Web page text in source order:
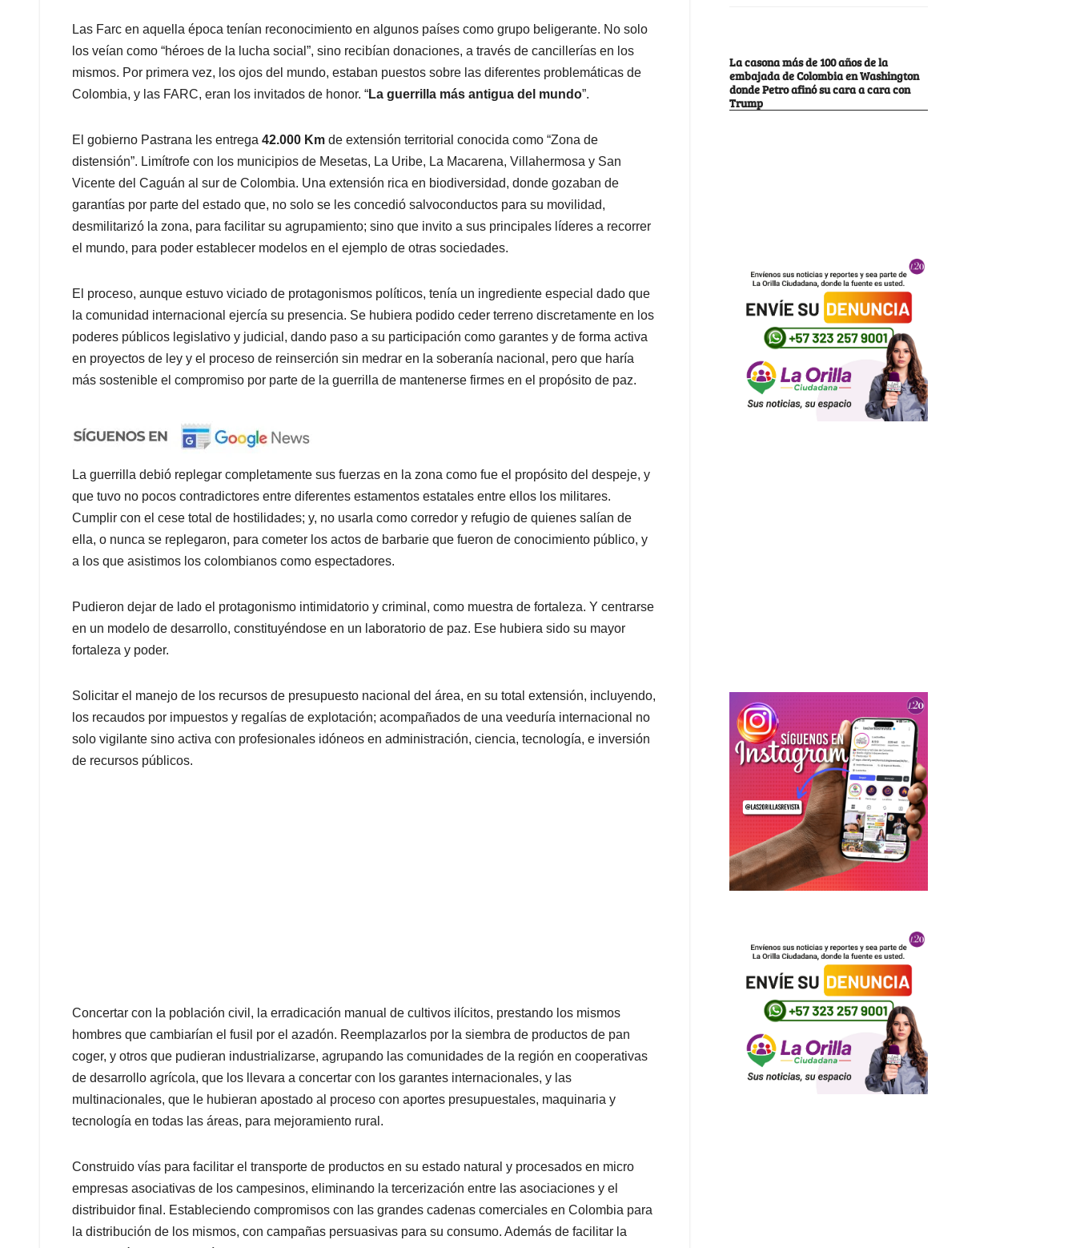
Las Farc en aquella época tenían reconocimiento en algunos países como grupo beligerante. No solo
los veían como “héroes de la lucha social”, sino recibían donaciones, a través de cancillerías en los
mismos. Por primera vez, los ojos del mundo, estaban puestos sobre las diferentes problemáticas de
Colombia, y las FARC, eran los invitados de honor. “La guerrilla más antigua del mundo”.
El gobierno Pastrana les entrega 42.000 Km de extensión territorial conocida como “Zona de
distensión”. Limítrofe con los municipios de Mesetas, La Uribe, La Macarena, Villahermosa y San
Vicente del Caguán al sur de Colombia. Una extensión rica en biodiversidad, donde gozaban de
garantías por parte del estado que, no solo se les concedió salvoconductos para su movilidad,
desmilitarizó la zona, para facilitar su agrupamiento; sino que invito a sus principales líderes a recorrer
el mundo, para poder establecer modelos en el ejemplo de otras sociedades.
El proceso, aunque estuvo viciado de protagonismos políticos, tenía un ingrediente especial dado que
la comunidad internacional ejercía su presencia. Se hubiera podido ceder terreno discretamente en los
poderes públicos legislativo y judicial, dando paso a su participación como garantes y de forma activa
en proyectos de ley y el proceso de reinserción sin medrar en la soberanía nacional, pero que haría
más sostenible el compromiso por parte de la guerrilla de mantenerse firmes en el propósito de paz.
La guerrilla debió replegar completamente sus fuerzas en la zona como fue el propósito del despeje, y
que tuvo no pocos contradictores entre diferentes estamentos estatales entre ellos los militares.
Cumplir con el cese total de hostilidades; y, no usarla como corredor y refugio de quienes salían de
ella, o nunca se replegaron, para cometer los actos de barbarie que fueron de conocimiento público, y
a los que asistimos los colombianos como espectadores.
Pudieron dejar de lado el protagonismo intimidatorio y criminal, como muestra de fortaleza. Y centrarse
en un modelo de desarrollo, constituyéndose en un laboratorio de paz. Ese hubiera sido su mayor
fortaleza y poder.
Solicitar el manejo de los recursos de presupuesto nacional del área, en su total extensión, incluyendo,
los recaudos por impuestos y regalías de explotación; acompañados de una veeduría internacional no
solo vigilante sino activa con profesionales idóneos en administración, ciencia, tecnología, e inversión
de recursos públicos.
Concertar con la población civil, la erradicación manual de cultivos ilícitos, prestando los mismos
hombres que cambiarían el fusil por el azadón. Reemplazarlos por la siembra de productos de pan
coger, y otros que pudieran industrializarse, agrupando las comunidades de la región en cooperativas
de desarrollo agrícola, que los llevara a concertar con los garantes internacionales, y las
multinacionales, que le hubieran apostado al proceso con aportes presupuestales, maquinaria y
tecnología en todas las áreas, para mejoramiento rural.
Construido vías para facilitar el transporte de productos en su estado natural y procesados en micro
empresas asociativas de los campesinos, eliminando la tercerización entre las asociaciones y el
distribuidor final. Estableciendo compromisos con las grandes cadenas comerciales en Colombia para
la distribución de los mismos, con campañas persuasivas para su consumo. Además de facilitar la
La casona más de 100 años de la
embajada de Colombia en Washington
donde Petro afinó su cara a cara con
Trump